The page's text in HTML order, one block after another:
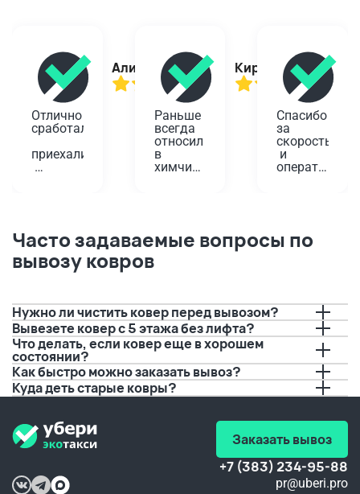
Алина
Отлично
сработали,
приехали
старую
плиту.
Водитель
позвонил,
предупредил
о
времени
прибытия.
Кирилл
Раньше
всегда
относил
в
химчистку
так
А тут
с
вывозом.
И это
очень
удобно,
а
качество
не
Спасибо
за
скорость
и
юбилей,
буквально
за пару
дней до
события.
Если бы
не
видать
любимого
платья
день.
Часто задаваемые вопросы по
вывозу ковров
Нужно ли чистить ковер перед вывозом?
Вывезете ковер с 5 этажа без лифта?
Что делать, если ковер еще в хорошем
состоянии?
Как быстро можно заказать вывоз?
Куда деть старые ковры?
Заказать вывоз
+7 (383) 234-95-88
pr@uberi.pro